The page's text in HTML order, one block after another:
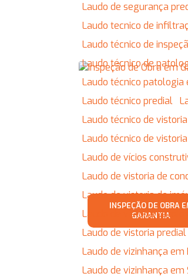
Laudo de segurança
Laudo tecnico de
Laudo técnico de
Laudo técnico de
Laudo técnico
Laudo técnico predial
Laudo técnico de
Laudo técnico de
Laudo de vícios
Laudo de vistoria de
Laudo de vistoria de
Laudo de vistoria
Laudo de vistoria
Laudo de vizinhança em
Laudo de vizinhança em
INSPEÇÃO DE OBRA
GARANTIA